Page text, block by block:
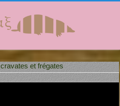
cravates et frégates